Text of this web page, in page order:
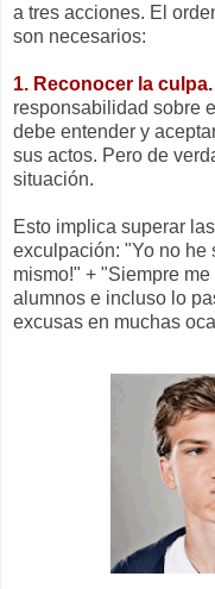
a tres acciones. El
son necesarios:
1. Reconocer la culpa.
responsabilidad sobre
debe entender y
sus actos. Pero de
situación.
Esto implica superar
exculpación: "Yo no he
mismo!" + "Siempre
alumnos e incluso lo
excusas en muchas